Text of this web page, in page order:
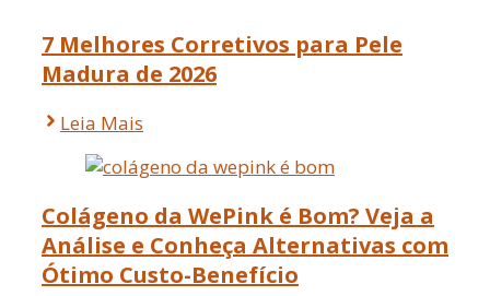
7 Melhores Corretivos para Pele
Madura de 2026
Leia Mais
Colágeno da WePink é Bom? Veja a
Análise e Conheça Alternativas com
Ótimo Custo-Benefício